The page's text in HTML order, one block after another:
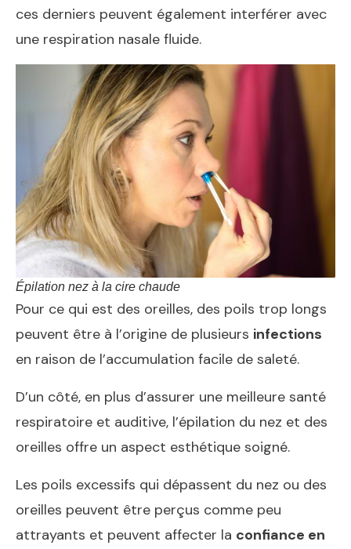
ces derniers peuvent également interférer avec
une respiration nasale fluide.
Épilation nez à la cire chaude
Pour ce qui est des oreilles, des poils trop longs
peuvent être à l’origine de plusieurs infections
en raison de l’accumulation facile de saleté.
D’un côté, en plus d’assurer une meilleure santé
respiratoire et auditive, l’épilation du nez et des
oreilles offre un aspect esthétique soigné.
Les poils excessifs qui dépassent du nez ou des
oreilles peuvent être perçus comme peu
attrayants et peuvent affecter la confiance en